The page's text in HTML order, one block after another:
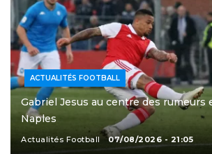
ACTUALITÉS FOOTBALL
Gabriel Jesus au centre des rumeurs
Naples
Actualités Football 07/08/2026 - 21:05